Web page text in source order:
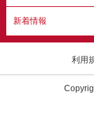
新着情報
利用